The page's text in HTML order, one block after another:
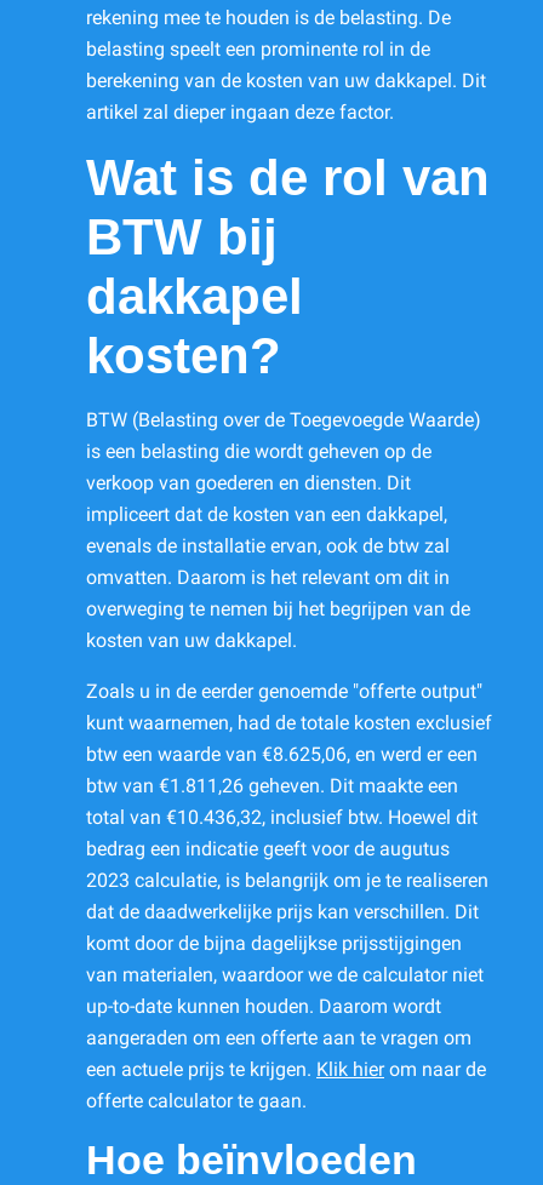
rekening mee te houden is de belasting. De
belasting speelt een prominente rol in de
berekening van de kosten van uw dakkapel. Dit
artikel zal dieper ingaan deze factor.
Wat is de rol van
BTW bij
dakkapel
kosten?
BTW (Belasting over de Toegevoegde Waarde)
is een belasting die wordt geheven op de
verkoop van goederen en diensten. Dit
impliceert dat de kosten van een dakkapel,
evenals de installatie ervan, ook de btw zal
omvatten. Daarom is het relevant om dit in
overweging te nemen bij het begrijpen van de
kosten van uw dakkapel.
Zoals u in de eerder genoemde "offerte output"
kunt waarnemen, had de totale kosten exclusief
btw een waarde van €8.625,06, en werd er een
btw van €1.811,26 geheven. Dit maakte een
total van €10.436,32, inclusief btw. Hoewel dit
bedrag een indicatie geeft voor de augutus
2023 calculatie, is belangrijk om je te realiseren
dat de daadwerkelijke prijs kan verschillen. Dit
komt door de bijna dagelijkse prijsstijgingen
van materialen, waardoor we de calculator niet
up-to-date kunnen houden. Daarom wordt
aangeraden om een offerte aan te vragen om
een actuele prijs te krijgen. Klik hierom naar de
offerte calculator te gaan.
Hoe beïnvloeden